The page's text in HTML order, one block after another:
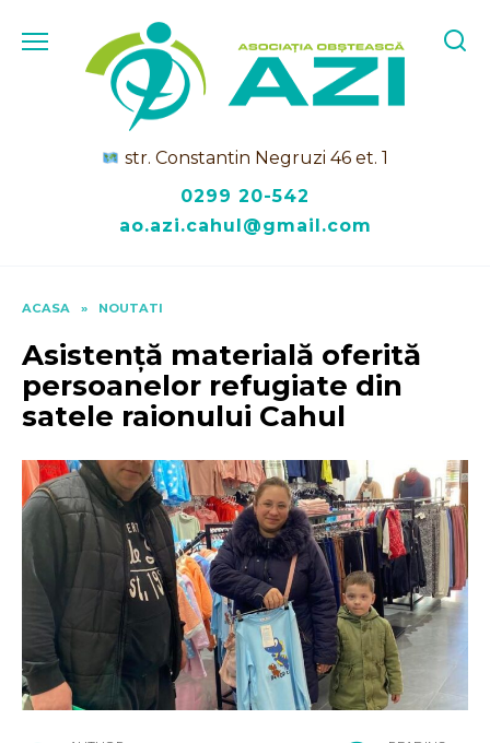
str. Constantin Negruzi 46 et. 1
0299 20-542
ao.azi.cahul@gmail.com
ACASA » NOUTATI
Asistență materială oferită
persoanelor refugiate din
satele raionului Cahul